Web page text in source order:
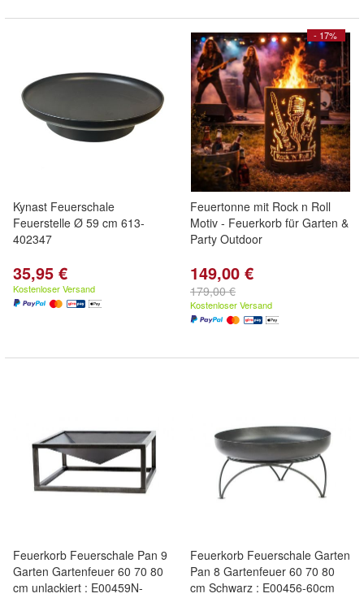
Kynast Feuerschale
Feuerstelle Ø 59 cm 613-
402347
35,95 €
Kostenloser Versand
- 17%
Feuertonne mit Rock n Roll
Motiv - Feuerkorb für Garten &
Party Outdoor
149,00 €
179,00 €
Kostenloser Versand
Feuerkorb Feuerschale Pan 9
Garten Gartenfeuer 60 70 80
cm unlackiert : E00459N-
Feuerkorb Feuerschale Garten
Pan 8 Gartenfeuer 60 70 80
cm Schwarz : E00456-60cm